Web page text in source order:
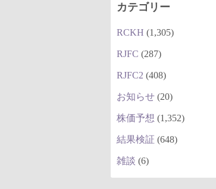
カテゴリー
RCKH (1,305)
RJFC (287)
RJFC2 (408)
お知らせ (20)
株価予想 (1,352)
結果検証 (648)
雑談 (6)